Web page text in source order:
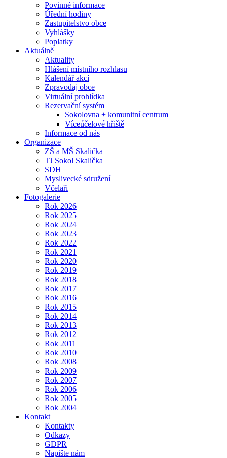
Povinné informace
Úřední hodiny
Zastupitelstvo obce
Vyhlášky
Poplatky
Aktuálně
Aktuality
Hlášení místního rozhlasu
Kalendář akcí
Zpravodaj obce
Virtuální prohlídka
Rezervační systém
Sokolovna + komunitní centrum
Víceúčelové hřiště
Informace od nás
Organizace
ZŠ a MŠ Skalička
TJ Sokol Skalička
SDH
Myslivecké sdružení
Včelaři
Fotogalerie
Rok 2026
Rok 2025
Rok 2024
Rok 2023
Rok 2022
Rok 2021
Rok 2020
Rok 2019
Rok 2018
Rok 2017
Rok 2016
Rok 2015
Rok 2014
Rok 2013
Rok 2012
Rok 2011
Rok 2010
Rok 2008
Rok 2009
Rok 2007
Rok 2006
Rok 2005
Rok 2004
Kontakt
Kontakty
Odkazy
GDPR
Napište nám